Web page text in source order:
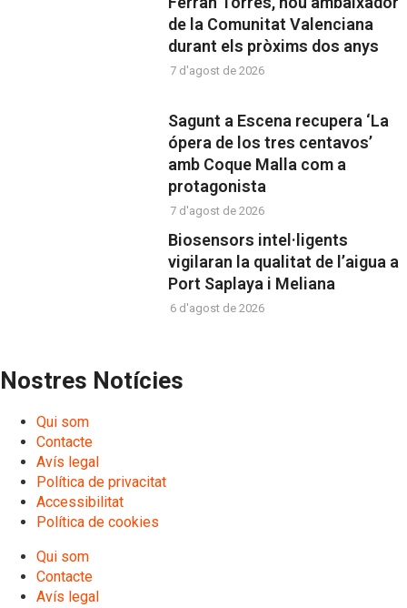
de la Comunitat Valenciana
durant els pròxims dos anys
7 d'agost de 2026
Sagunt a Escena recupera ‘La
ópera de los tres centavos’
amb Coque Malla com a
protagonista
7 d'agost de 2026
Biosensors intel·ligents
vigilaran la qualitat de l’aigua a
Port Saplaya i Meliana
6 d'agost de 2026
Nostres Notícies
Qui som
Contacte
Avís legal
Política de privacitat
Accessibilitat
Política de cookies
Qui som
Contacte
Avís legal